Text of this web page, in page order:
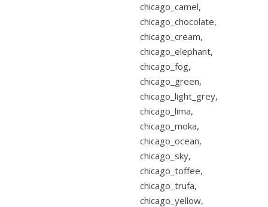
chicago_camel,
chicago_chocolate,
chicago_cream,
chicago_elephant,
chicago_fog,
chicago_green,
chicago_light_grey,
chicago_lima,
chicago_moka,
chicago_ocean,
chicago_sky,
chicago_toffee,
chicago_trufa,
chicago_yellow,